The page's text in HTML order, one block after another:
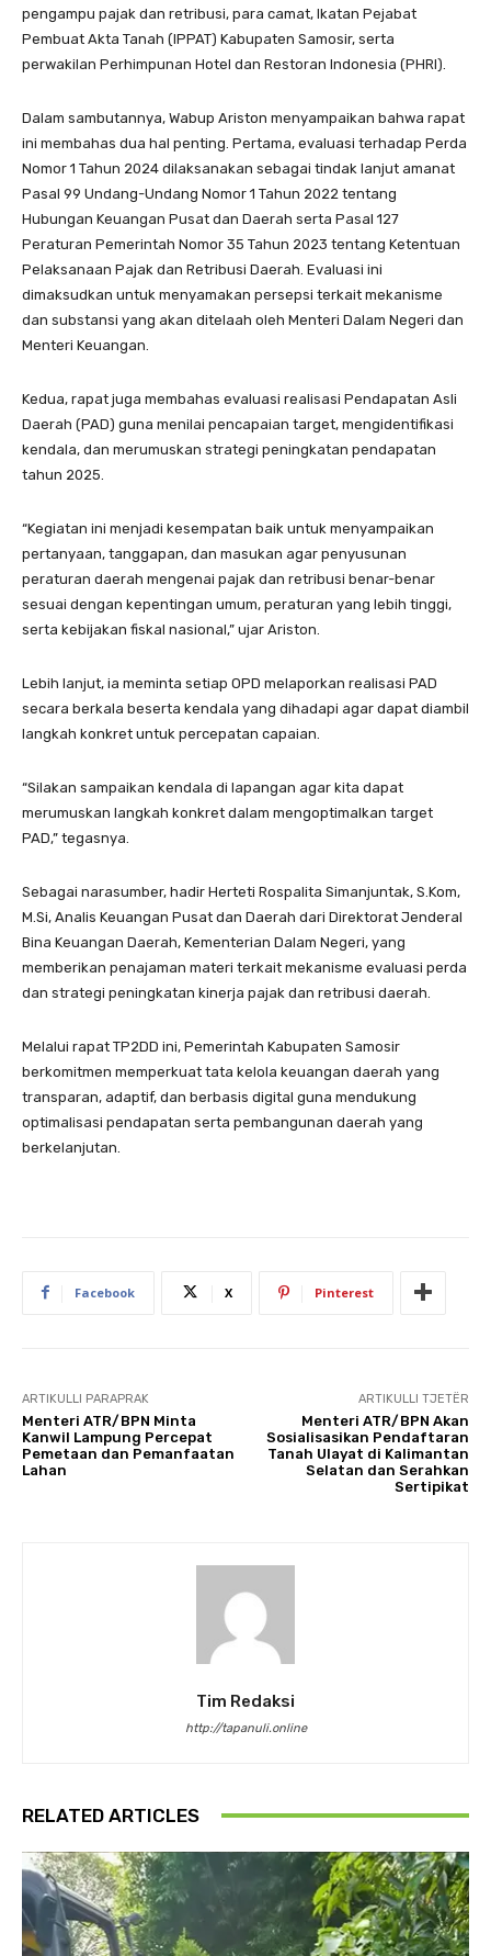
pengampu pajak dan retribusi, para camat, Ikatan Pejabat
Pembuat Akta Tanah (IPPAT) Kabupaten Samosir, serta
perwakilan Perhimpunan Hotel dan Restoran Indonesia (PHRI).
Dalam sambutannya, Wabup Ariston menyampaikan bahwa rapat
ini membahas dua hal penting. Pertama, evaluasi terhadap Perda
Nomor 1 Tahun 2024 dilaksanakan sebagai tindak lanjut amanat
Pasal 99 Undang-Undang Nomor 1 Tahun 2022 tentang
Hubungan Keuangan Pusat dan Daerah serta Pasal 127
Peraturan Pemerintah Nomor 35 Tahun 2023 tentang Ketentuan
Pelaksanaan Pajak dan Retribusi Daerah. Evaluasi ini
dimaksudkan untuk menyamakan persepsi terkait mekanisme
dan substansi yang akan ditelaah oleh Menteri Dalam Negeri dan
Menteri Keuangan.
Kedua, rapat juga membahas evaluasi realisasi Pendapatan Asli
Daerah (PAD) guna menilai pencapaian target, mengidentifikasi
kendala, dan merumuskan strategi peningkatan pendapatan
tahun 2025.
“Kegiatan ini menjadi kesempatan baik untuk menyampaikan
pertanyaan, tanggapan, dan masukan agar penyusunan
peraturan daerah mengenai pajak dan retribusi benar-benar
sesuai dengan kepentingan umum, peraturan yang lebih tinggi,
serta kebijakan fiskal nasional,” ujar Ariston.
Lebih lanjut, ia meminta setiap OPD melaporkan realisasi PAD
secara berkala beserta kendala yang dihadapi agar dapat diambil
langkah konkret untuk percepatan capaian.
“Silakan sampaikan kendala di lapangan agar kita dapat
merumuskan langkah konkret dalam mengoptimalkan target
PAD,” tegasnya.
Sebagai narasumber, hadir Herteti Rospalita Simanjuntak, S.Kom,
M.Si, Analis Keuangan Pusat dan Daerah dari Direktorat Jenderal
Bina Keuangan Daerah, Kementerian Dalam Negeri, yang
memberikan penajaman materi terkait mekanisme evaluasi perda
dan strategi peningkatan kinerja pajak dan retribusi daerah.
Melalui rapat TP2DD ini, Pemerintah Kabupaten Samosir
berkomitmen memperkuat tata kelola keuangan daerah yang
transparan, adaptif, dan berbasis digital guna mendukung
optimalisasi pendapatan serta pembangunan daerah yang
berkelanjutan.
Facebook X Pinterest
ARTIKULLI PARAPRAK
Menteri ATR/BPN Minta
Kanwil Lampung Percepat
Pemetaan dan Pemanfaatan
Lahan
ARTIKULLI TJETËR
Menteri ATR/BPN Akan
Sosialisasikan Pendaftaran
Tanah Ulayat di Kalimantan
Selatan dan Serahkan
Sertipikat
Tim Redaksi
http://tapanuli.online
RELATED ARTICLES